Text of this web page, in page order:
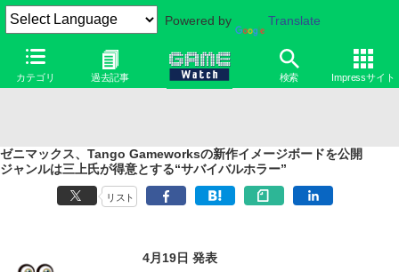
Powered by Translate
カテゴリ 過去記事 検索 Impressサイト
ゼニマックス、Tango Gameworksの新作イメージボードを公開
ジャンルは三上氏が得意とする“サバイバルホラー”
リスト
4月19日 発表